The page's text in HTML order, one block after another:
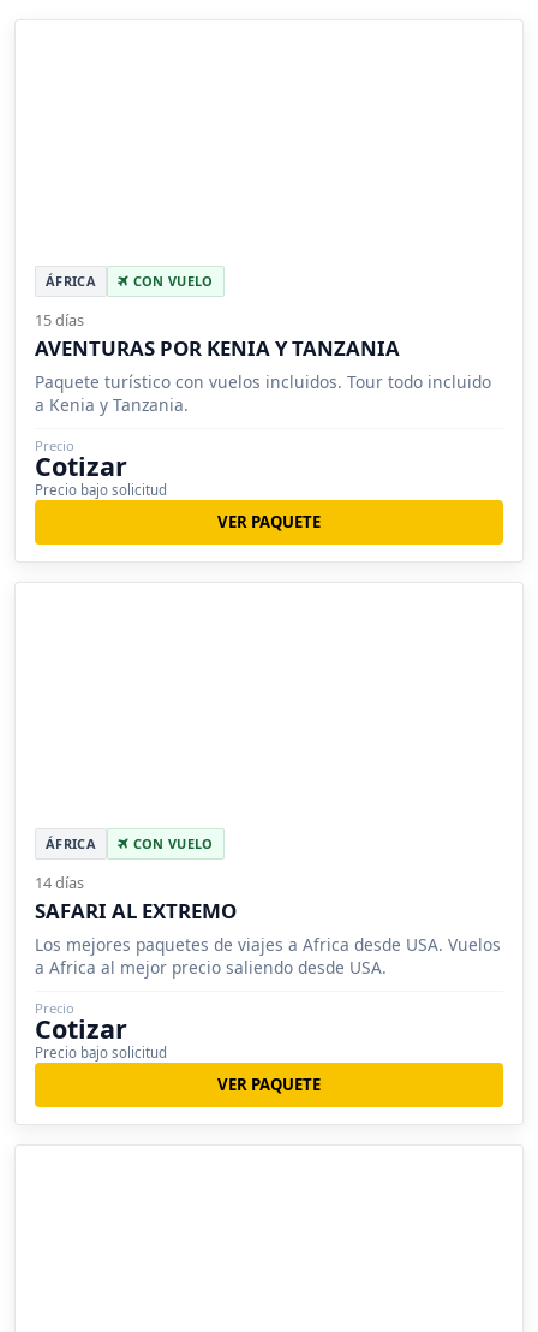
ÁFRICA CON VUELO
15 días
AVENTURAS POR KENIA Y TANZANIA
Paquete turístico con vuelos incluidos. Tour todo incluido
a Kenia y Tanzania.
Precio
Cotizar
Precio bajo solicitud
VER PAQUETE
ÁFRICA CON VUELO
14 días
SAFARI AL EXTREMO
Los mejores paquetes de viajes a Africa desde USA. Vuelos
a Africa al mejor precio saliendo desde USA.
Precio
Cotizar
Precio bajo solicitud
VER PAQUETE